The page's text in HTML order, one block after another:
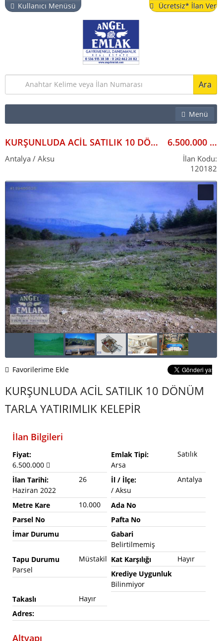
Kullanıcı Menüsü Ücretsiz* İlan Ver
Ara
Menü
ARSA & BAHÇE
YAZLIK
KURŞUNLUDA ACİL SATILIK 10 DÖNÜM TARLA YATIRIMLIK KELEPİR
Antalya / Aksu
6.500.000
İlan Kodu:
120182
Favorilerime Ekle
KURŞUNLUDA ACİL SATILIK 10 DÖNÜM
TARLA YATIRIMLIK KELEPİR
İlan Bilgileri
Fiyat:
6.500.000
Emlak Tipi:
Satılık
Arsa
İlan Tarihi:
26
Haziran 2022
İl / İlçe:
Antalya
/ Aksu
Metre Kare
10.000
Ada No
Parsel No
Pafta No
İmar Durumu
Gabari
Belirtilmemiş
Tapu Durumu
Müstakil
Parsel
Kat Karşılığı
Hayır
Krediye Uygunluk
Bilinmiyor
Takaslı
Hayır
Adres:
Altyapı